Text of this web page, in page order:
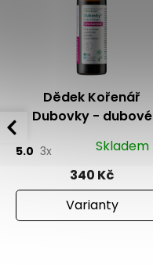
Dědek Kořenář
Dubovky - dubové
RK SE
5.0 3x
Skladem
340 Kč
Varianty